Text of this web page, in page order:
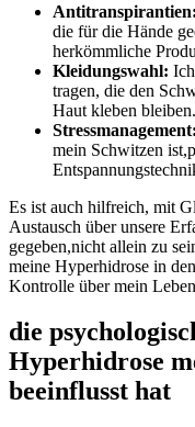
Antitranspirantien:
die für die Hände
herkömmliche​
Kleidungswahl:
tragen, die den
Haut ​kleben‍ bleiben.
Stressmanagement:
mein Schwitzen
Es ist auch hilfreich, mit
Austausch‍ über unsere
gegeben,nicht allein zu
meine ​Hyperhidrose in
Kontrolle über mein​
die
Hyperhidrose
beeinflusst hat